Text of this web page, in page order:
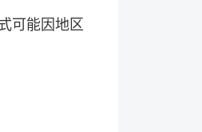
可能因地区